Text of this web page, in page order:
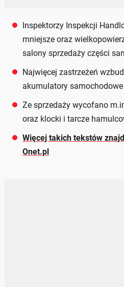
Inspektorzy Inspekcji
mniejsze oraz
salony sprzedaży części
Najwięcej zastrzeżeń
akumulatory samochodowe
Ze sprzedaży wycofano
oraz klocki i tarcze
Więcej takich tekstów
Onet.pl